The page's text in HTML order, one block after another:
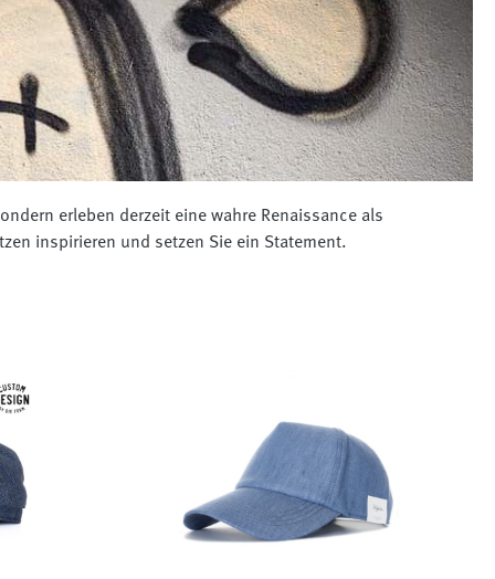
erleben derzeit eine wahre Renaissance als
inspirieren und setzen Sie ein Statement.